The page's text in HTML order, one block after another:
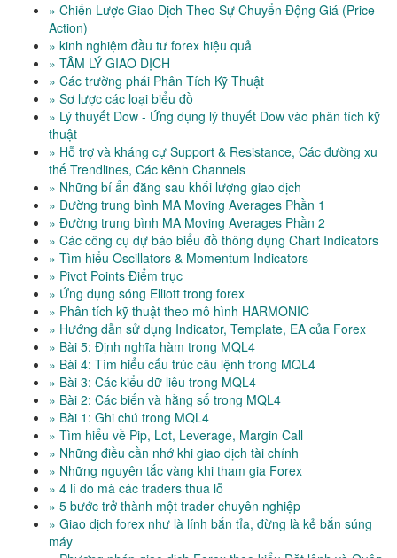
» Chiến Lược Giao Dịch Theo Sự Chuyển Động Giá (Price
Action)
» kinh nghiệm đầu tư forex hiệu quả
» TÂM LÝ GIAO DỊCH
» Các trường phái Phân Tích Kỹ Thuật
» Sơ lược các loại biểu đồ
» Lý thuyết Dow - Ứng dụng lý thuyết Dow vào phân tích kỹ
thuật
» Hỗ trợ và kháng cự Support & Resistance, Các đường xu
thế Trendlines, Các kênh Channels
» Những bí ẩn đằng sau khối lượng giao dịch
» Đường trung bình MA Moving Averages Phần 1
» Đường trung bình MA Moving Averages Phần 2
» Các công cụ dự báo biểu đồ thông dụng Chart Indicators
» Tìm hiểu Oscillators & Momentum Indicators
» Pivot Points Điểm trục
» Ứng dụng sóng Elliott trong forex
» Phân tích kỹ thuật theo mô hình HARMONIC
» Hướng dẫn sử dụng Indicator, Template, EA của Forex
» Bài 5: Định nghĩa hàm trong MQL4
» Bài 4: Tìm hiểu cấu trúc câu lệnh trong MQL4
» Bài 3: Các kiểu dữ liêu trong MQL4
» Bài 2: Các biến và hằng số trong MQL4
» Bài 1: Ghi chú trong MQL4
» Tìm hiểu về Pip, Lot, Leverage, Margin Call
» Những điều cần nhớ khi giao dịch tài chính
» Những nguyên tắc vàng khi tham gia Forex
» 4 lí do mà các traders thua lỗ
» 5 bước trở thành một trader chuyên nghiệp
» Giao dịch forex như là lính bắn tỉa, đừng là kẻ bắn súng
máy